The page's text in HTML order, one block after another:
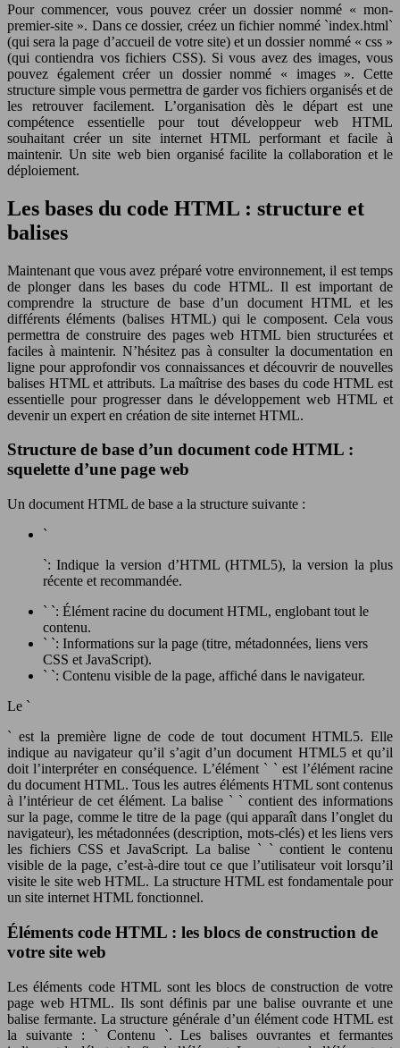
Pour commencer, vous pouvez créer un dossier nommé « mon-
premier-site ». Dans ce dossier, créez un fichier nommé `index.html`
(qui sera la page d’accueil de votre site) et un dossier nommé « css »
(qui contiendra vos fichiers CSS). Si vous avez des images, vous
pouvez également créer un dossier nommé « images ». Cette
structure simple vous permettra de garder vos fichiers organisés et de
les retrouver facilement. L’organisation dès le départ est une
compétence essentielle pour tout développeur web HTML
souhaitant créer un site internet HTML performant et facile à
maintenir. Un site web bien organisé facilite la collaboration et le
déploiement.
Les bases du code HTML : structure et
balises
Maintenant que vous avez préparé votre environnement, il est temps
de plonger dans les bases du code HTML. Il est important de
comprendre la structure de base d’un document HTML et les
différents éléments (balises HTML) qui le composent. Cela vous
permettra de construire des pages web HTML bien structurées et
faciles à maintenir. N’hésitez pas à consulter la documentation en
ligne pour approfondir vos connaissances et découvrir de nouvelles
balises HTML et attributs. La maîtrise des bases du code HTML est
essentielle pour progresser dans le développement web HTML et
devenir un expert en création de site internet HTML.
Structure de base d’un document code HTML :
squelette d’une page web
Un document HTML de base a la structure suivante :
`
`: Indique la version d’HTML (HTML5), la version la plus
récente et recommandée.
` `: Élément racine du document HTML, englobant tout le
contenu.
` `: Informations sur la page (titre, métadonnées, liens vers
CSS et JavaScript).
` `: Contenu visible de la page, affiché dans le navigateur.
Le `
` est la première ligne de code de tout document HTML5. Elle
indique au navigateur qu’il s’agit d’un document HTML5 et qu’il
doit l’interpréter en conséquence. L’élément ` ` est l’élément racine
du document HTML. Tous les autres éléments HTML sont contenus
à l’intérieur de cet élément. La balise ` ` contient des informations
sur la page, comme le titre de la page (qui apparaît dans l’onglet du
navigateur), les métadonnées (description, mots-clés) et les liens vers
les fichiers CSS et JavaScript. La balise ` ` contient le contenu
visible de la page, c’est-à-dire tout ce que l’utilisateur voit lorsqu’il
visite le site web HTML. La structure HTML est fondamentale pour
un site internet HTML fonctionnel.
Éléments code HTML : les blocs de construction de
votre site web
Les éléments code HTML sont les blocs de construction de votre
page web HTML. Ils sont définis par une balise ouvrante et une
balise fermante. La structure générale d’un élément code HTML est
la suivante : ` Contenu `. Les balises ouvrantes et fermantes